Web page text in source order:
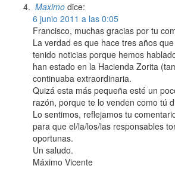
Maximo dice:
6 junio 2011 a las 0:05
Francisco, muchas gracias por tu
La verdad es que hace tres años
tenido noticias porque hemos
han estado en la Hacienda Zorita
continuaba extraordinaria.
Quizá esta más pequeña esté un
razón, porque te lo venden como tú
Lo sentimos, reflejamos tu
para que el/la/los/las responsables
oportunas.
Un saludo.
Máximo Vicente